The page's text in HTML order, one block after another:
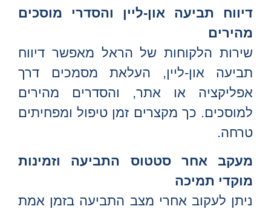
דיווח תביעה און-ליין והסדרי מוסכים
מהירים
שירות הלקוחות של הראל מאפשר דיווח
תביעה און‑ליין, העלאת מסמכים דרך
אפליקציה או אתר, והסדרים מהירים
למוסכים. כך מקצרים זמן טיפול ומפחיתים
טרחה.
מעקב אחר סטטוס התביעה וזמינות
מוקדי תמיכה
ניתן לעקוב אחרי מצב התביעה בזמן אמת